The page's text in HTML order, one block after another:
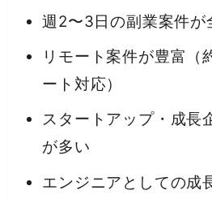
週2〜3日の副業案件が
リモート案件が豊富（
ート対応）
スタートアップ・成長
が多い
エンジニアとしての成